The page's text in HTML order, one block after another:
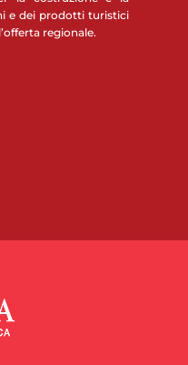
e dei prodotti turistici
regionale.